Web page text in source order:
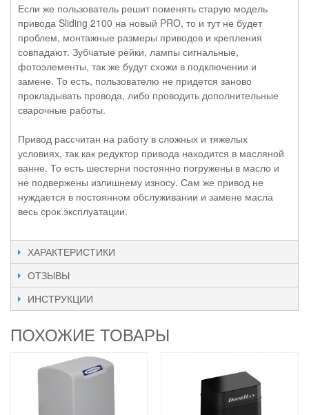
Если же пользователь решит поменять старую модель
привода Sliding 2100 на новый PRO, то и тут не будет
проблем, монтажные размеры приводов и крепления
совпадают. Зубчатые рейки, лампы сигнальные,
фотоэлементы, так же будут схожи в подключении и
замене. То есть, пользователю не придется заново
прокладывать провода, либо проводить дополнительные
сварочные работы.
Привод рассчитан на работу в сложных и тяжелых
условиях, так как редуктор привода находится в масляной
ванне. То есть шестерни постоянно погружены в масло и
не подвержены излишнему износу. Сам же привод не
нуждается в постоянном обслуживании и замене масла
весь срок эксплуатации.
ХАРАКТЕРИСТИКИ
ОТЗЫВЫ
ИНСТРУКЦИИ
ПОХОЖИЕ ТОВАРЫ